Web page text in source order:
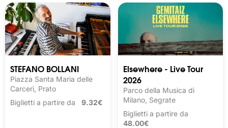
STEFANO BOLLANI
Piazza Santa Maria delle
Carceri, Prato
Biglietti a partire da 9.32€
Elsewhere - Live Tour
2026
Parco della Musica di
Milano, Segrate
Biglietti a partire da
48.00€